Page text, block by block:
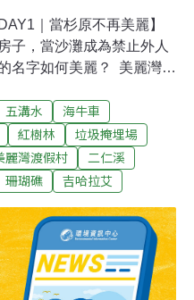
｜當杉原不再美麗】
子，當沙灘成為禁止外人
名字如何美麗？ 美麗灣渡
刻意規避環評並先動工，
訴訟。雖然法院多次判決
還是持續不斷長大，最
銷復工的行政處分，結束
府之間的仲裁結果也在
者6.29億元買回建築物。
物已經幾乎蓋好，希望永
站在環境正義、污染防治
】美麗灣仲裁結果縣府
五溝水
海牛車
紅樹林
垃圾掩埋場
麗灣渡假村
二仁溪
珊瑚礁 吉哈拉艾